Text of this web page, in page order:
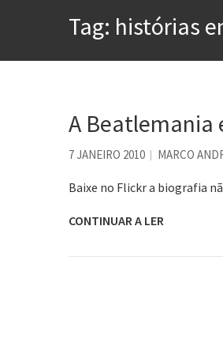
Tag: histórias
A Beatlemania
7 JANEIRO 2010 MARCO
Baixe no Flickr a biografia
CONTINUAR A LER